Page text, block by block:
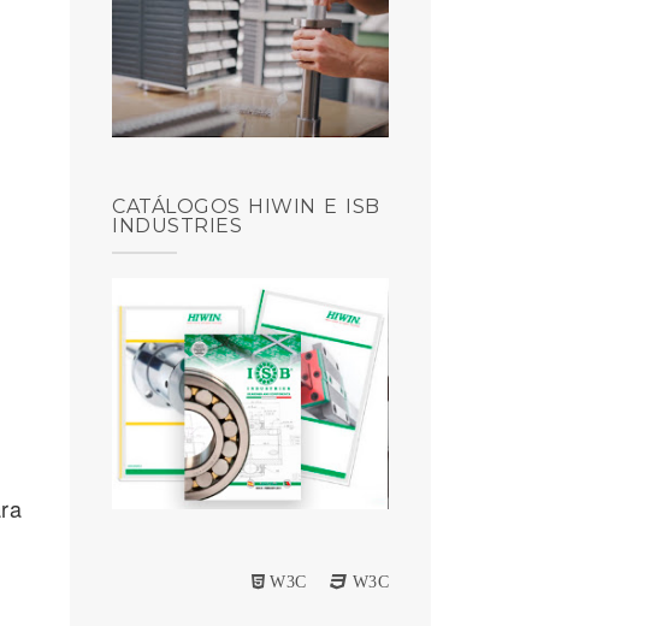
CATÁLOGOS HIWIN E ISB
INDUSTRIES
W3C W3C